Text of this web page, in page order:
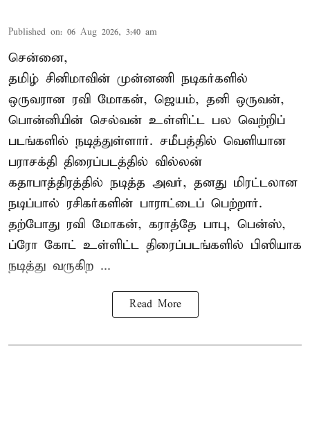
Published on: 06 Aug 2026, 3:40 am
சென்னை,
தமிழ் சினிமாவின் முன்னணி நடிகர்களில்
ஒருவரான ரவி மோகன், ஜெயம், தனி ஒருவன்,
பொன்னியின் செல்வன் உள்ளிட்ட பல வெற்றிப்
படங்களில் நடித்துள்ளார். சமீபத்தில் வெளியான
பராசக்தி திரைப்படத்தில் வில்லன்
கதாபாத்திரத்தில் நடித்த அவர், தனது மிரட்டலான
நடிப்பால் ரசிகர்களின் பாராட்டைப் பெற்றார்.
தற்போது ரவி மோகன், கராத்தே பாபு, பென்ஸ்,
ப்ரோ கோட் உள்ளிட்ட திரைப்படங்களில் பிஸியாக
நடித்து வருகிற ...
Read More